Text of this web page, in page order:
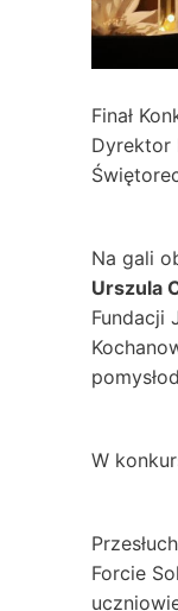
Finał
Dyrektor
Na gali
Urszula
Fundacji
W
Forcie